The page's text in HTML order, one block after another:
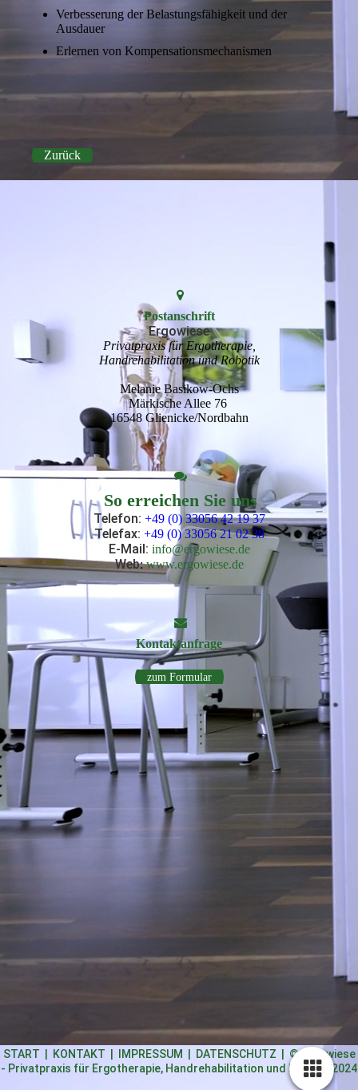
Verbesserung der Belastungsfähigkeit und der
Ausdauer
Erlernen von Kompensationsmechanismen
Zurück
Postanschrift
Ergowiese
Privatpraxis für Ergotherapie,
Handrehabilitation und Robotik
Melanie Basikow-Ochs
Märkische Allee 76
16548 Glienicke/Nordbahn
So erreichen Sie uns
Telefon: +49 (0) 33056 42 19 37
Telefax: +49 (0) 33056 21 02 38
E-Mail : info@ergowiese.de
Web:www.ergowiese.de
Kontakt­anfrage
zum Formular
START KONTAKT IMPRESSUM DATENSCHUTZ | © Ergowiese
- Privatpraxis für Ergotherapie, Handrehabilitation und Robotik 2024